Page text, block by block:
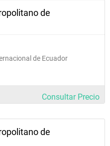
de
de Ecuador
Consultar Precio
de